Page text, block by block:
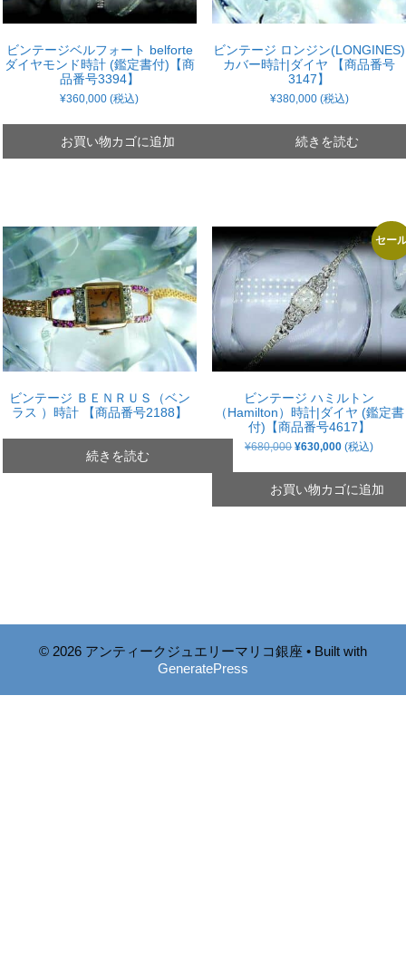
ビンテージベルフォート belforte
ダイヤモンド時計 (鑑定書付)【商
品番号3394】
¥360,000 (税込)
お買い物カゴに追加
ビンテージ ロンジン(LONGINES)
カバー時計|ダイヤ 【商品番号
3147】
¥380,000 (税込)
続きを読む
ビンテージ ＢＥＮＲＵＳ（ベン
ラス ）時計 【商品番号2188】
続きを読む
セー
ビンテージ ハミルトン
（Hamilton）時計|ダイヤ (鑑定書
付)【商品番号4617】
¥680,000元
価
格
は
¥630,000現
の
価
格
(税込)
お買い物カゴに追加
© 2026 アンティークジュエリーマリコ銀座 • Built with
GeneratePress